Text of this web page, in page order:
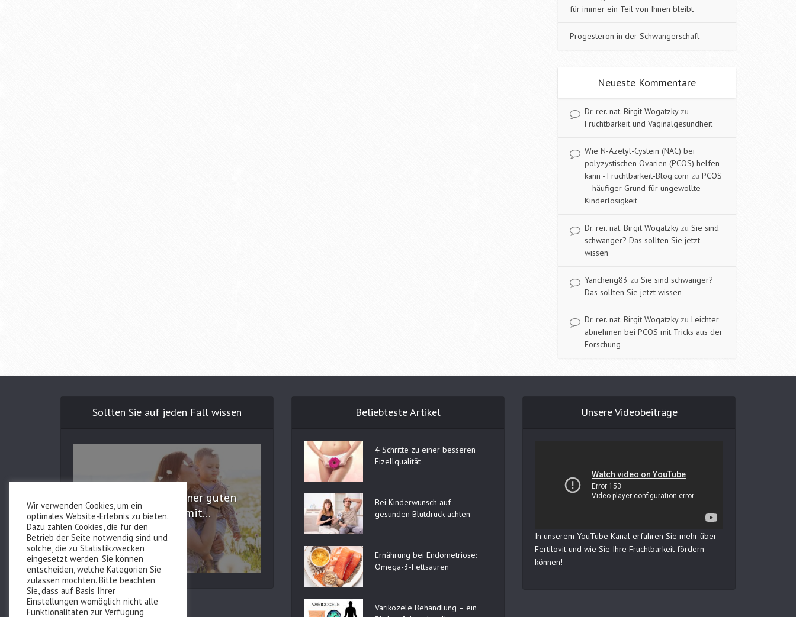
für immer ein Teil von Ihnen bleibt
Progesteron in der Schwangerschaft
Neueste Kommentare
Dr. rer. nat. Birgit Wogatzkyzu
Fruchtbarkeit und Vaginalgesundheit
Wie N-Azetyl-Cystein (NAC) bei
polyzystischen Ovarien (PCOS) helfen
kann - Fruchtbarkeit-Blog.com zu PCOS
– häufiger Grund für ungewollte
Kinderlosigkeit
Dr. rer. nat. Birgit Wogatzkyzu Sie sind
schwanger? Das sollten Sie jetzt
wissen
Yancheng83 zu Sie sind schwanger?
Das sollten Sie jetzt wissen
Dr. rer. nat. Birgit Wogatzkyzu Leichter
abnehmen bei PCOS mit Tricks aus der
Forschung
Sollten Sie auf jeden Fall wissen
Die Bedeutung einer guten
Versorgung mit...
Beliebteste Artikel
4 Schritte zu einer besseren
Eizellqualität
Bei Kinderwunsch auf
gesunden Blutdruck achten
Ernährung bei Endometriose:
Omega-3-Fettsäuren
Varikozele Behandlung – ein
Unsere Videobeiträge
In unserem YouTube Kanal erfahren Sie mehr über
Fertilovit und wie Sie Ihre Fruchtbarkeit fördern
können!
Wir verwenden Cookies, um ein
optimales Website-Erlebnis zu bieten.
Dazu zählen Cookies, die für den
Betrieb der Seite notwendig sind und
solche, die zu Statistikzwecken
eingesetzt werden. Sie können
entscheiden, welche Kategorien Sie
zulassen möchten. Bitte beachten
Sie, dass auf Basis Ihrer
Einstellungen womöglich nicht alle
Funktionalitäten zur Verfügung